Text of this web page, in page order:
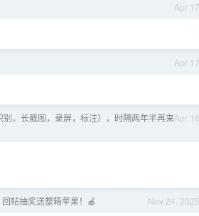
Apr 17
Apr 17
Apr 16
，长截图，录屏，标注），时隔两年半再来
Nov 24, 2025
帖抽奖送整箱苹果！🍎